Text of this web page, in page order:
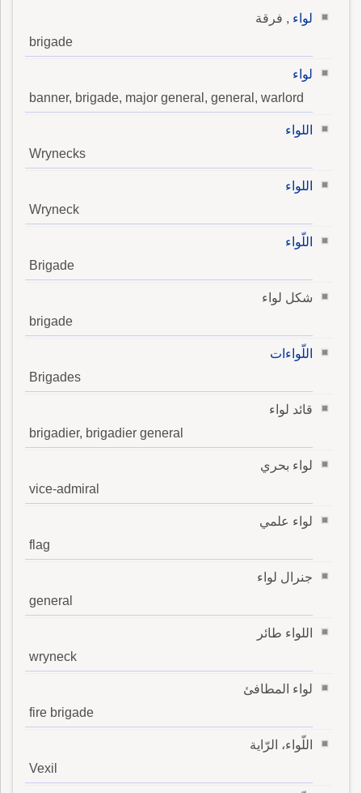
باللاهة التي هي الحَية ولاوَى: اسم رجل عجمي،
علي السلام، من سِبْطه.
لواء , فرقة
brigade
لواء
banner, brigade, major general, general, warlord
اللواء
Wrynecks
اللواء
Wryneck
اللّواء
Brigade
شكل لواء
brigade
اللّواءات
Brigades
قائد لواء
brigadier, brigadier general
لواء بحري
vice-admiral
لواء علمي
flag
جنرال لواء
general
اللواء طائر
wryneck
لواء المطافئ
fire brigade
اللّواء، الرّاية
Vexil